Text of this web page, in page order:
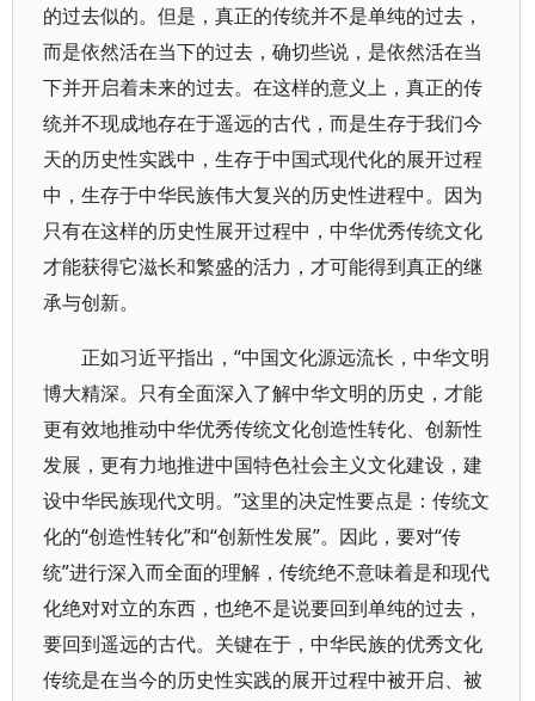
的过去似的。但是，真正的传统并不是单纯的过去，
而是依然活在当下的过去，确切些说，是依然活在当
下并开启着未来的过去。在这样的意义上，真正的传
统并不现成地存在于遥远的古代，而是生存于我们今
天的历史性实践中，生存于中国式现代化的展开过程
中，生存于中华民族伟大复兴的历史性进程中。因为
只有在这样的历史性展开过程中，中华优秀传统文化
才能获得它滋长和繁盛的活力，才可能得到真正的继
承与创新。
正如习近平指出，“中国文化源远流长，中华文明
博大精深。只有全面深入了解中华文明的历史，才能
更有效地推动中华优秀传统文化创造性转化、创新性
发展，更有力地推进中国特色社会主义文化建设，建
设中华民族现代文明。”这里的决定性要点是：传统文
化的“创造性转化”和“创新性发展”。因此，要对“传
统”进行深入而全面的理解，传统绝不意味着是和现代
化绝对对立的东西，也绝不是说要回到单纯的过去，
要回到遥远的古代。关键在于，中华民族的优秀文化
传统是在当今的历史性实践的展开过程中被开启、被